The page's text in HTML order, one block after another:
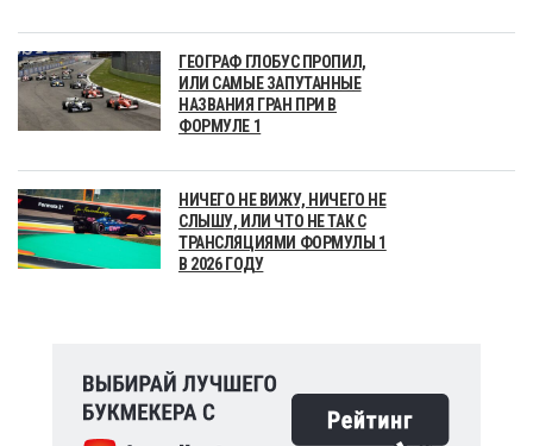
ГЕОГРАФ ГЛОБУС ПРОПИЛ,
ИЛИ САМЫЕ ЗАПУТАННЫЕ
НАЗВАНИЯ ГРАН ПРИ В
ФОРМУЛЕ 1
НИЧЕГО НЕ ВИЖУ, НИЧЕГО НЕ
СЛЫШУ, ИЛИ ЧТО НЕ ТАК С
ТРАНСЛЯЦИЯМИ ФОРМУЛЫ 1
В 2026 ГОДУ